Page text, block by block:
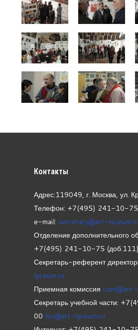
Контакты
Адрес:119049, г. Москва, ул.
Телефон: +7(495) 241-10-75
e-mail: secretary@art-lyceum.ru
Отделение дополнительного
+7(495) 241-10-75
Секретарь-референт
lyceum.ru
Приемная комиссия com@art-
Секретарь учебной части:
00 lev@art-lyceum.ru